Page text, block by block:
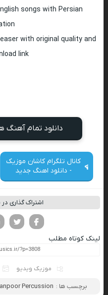
songs with Persian
with original quality and
link
دانلود تمام آهنگ
کانال تلگرام کاشان موزیک
- دانلود اهنگ جدید
اشتراک گذاری
لینک کوتاه مطلب
موزیک ویدیو
برچسب ها : Percussion